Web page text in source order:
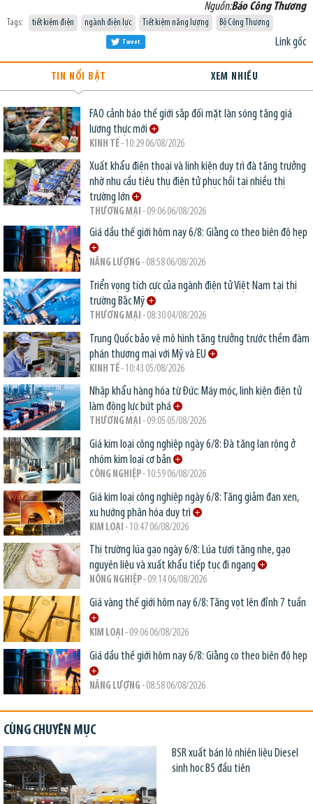
Nguồn:Báo Công Thương
Tags: tiết kiệm điện ngành điện lực Tiết kiệm năng lượng Bộ Công Thương
Link gốc
Tweet
TIN NỔI BẬT XEM NHIỀU
FAO cảnh báo thế giới sắp đối mặt làn sóng tăng giá
lương thực mới
KINH TẾ- 10:29 06/08/2026
Xuất khẩu điện thoại và linh kiện duy trì đà tăng trưởng
nhờ nhu cầu tiêu thụ điện tử phục hồi tại nhiều thị
trường lớn
THƯƠNG MẠI - 09:06 06/08/2026
Giá dầu thế giới hôm nay 6/8: Giằng co theo biên độ hẹp
NĂNG LƯỢNG - 08:58 06/08/2026
Triển vọng tích cực của ngành điện tử Việt Nam tại thị
trường Bắc Mỹ
THƯƠNG MẠI - 08:30 04/08/2026
Trung Quốc bảo vệ mô hình tăng trưởng trước thềm đàm
phán thương mại với Mỹ và EU
KINH TẾ- 10:43 05/08/2026
Nhập khẩu hàng hóa từ Đức: Máy móc, linh kiện điện tử
làm động lực bứt phá
THƯƠNG MẠI - 09:05 05/08/2026
Giá kim loại công nghiệp ngày 6/8: Đà tăng lan rộng ở
nhóm kim loại cơ bản
CÔNG NGHIỆP- 10:59 06/08/2026
Giá kim loại công nghiệp ngày 6/8: Tăng giảm đan xen,
xu hướng phân hóa duy trì
KIM LOẠI - 10:47 06/08/2026
Thị trường lúa gạo ngày 6/8: Lúa tươi tăng nhẹ, gạo
nguyên liệu và xuất khẩu tiếp tục đi ngang
NÔNG NGHIỆP- 09:14 06/08/2026
Giá vàng thế giới hôm nay 6/8: Tăng vọt lên đỉnh 7 tuần
KIM LOẠI - 09:06 06/08/2026
Giá dầu thế giới hôm nay 6/8: Giằng co theo biên độ hẹp
NĂNG LƯỢNG - 08:58 06/08/2026
CÙNG CHUYÊN MỤC
BSR xuất bán lô nhiên liệu Diesel
sinh học B5 đầu tiên